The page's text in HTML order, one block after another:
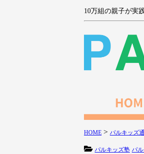
10万組の親子が実
HOME > パルキッズ
パルキッズ塾 パ